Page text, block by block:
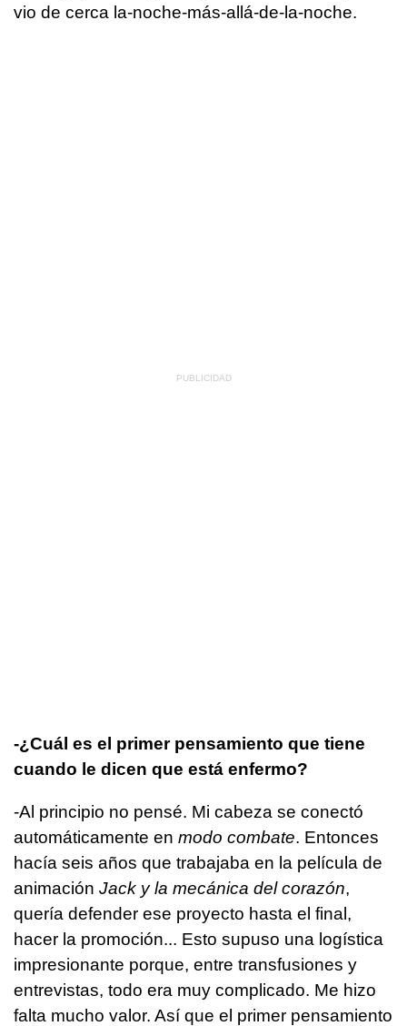
vio de cerca la-noche-más-allá-de-la-noche.
-¿Cuál es el primer pensamiento que tiene
cuando le dicen que está enfermo?
-Al principio no pensé. Mi cabeza se conectó
automáticamente en modo combate. Entonces
hacía seis años que trabajaba en la película de
animación Jack y la mecánica del corazón,
quería defender ese proyecto hasta el final,
hacer la promoción... Esto supuso una logística
impresionante porque, entre transfusiones y
entrevistas, todo era muy complicado. Me hizo
falta mucho valor. Así que el primer pensamiento